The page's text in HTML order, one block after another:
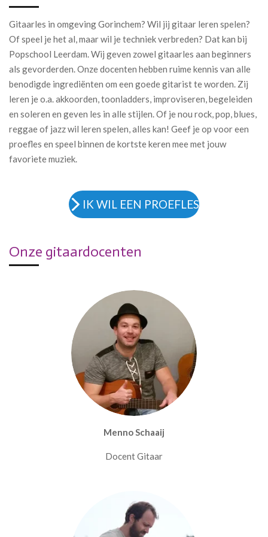
Gitaarles in omgeving Gorinchem? Wil jij gitaar leren spelen?
Of speel je het al, maar wil je techniek verbreden? Dat kan bij
Popschool Leerdam. Wij geven zowel gitaarles aan beginners
als gevorderden. Onze docenten hebben ruime kennis van alle
benodigde ingrediënten om een goede gitarist te worden. Zij
leren je o.a. akkoorden, toonladders, improviseren, begeleiden
en soleren en geven les in alle stijlen. Of je nou rock, pop, blues,
reggae of jazz wil leren spelen, alles kan! Geef je op voor een
proefles en speel binnen de kortste keren mee met jouw
favoriete muziek.
IK WIL EEN PROEFLES
Onze gitaardocenten
Menno Schaaij
Docent Gitaar